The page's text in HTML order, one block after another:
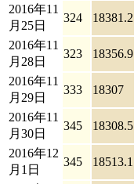
2016年11
月25日
324 18381.2
2016年11
月28日
323 18356.9
2016年11
月29日
333 18307
2016年11
月30日
345 18308.5
2016年12
月1日
345 18513.1